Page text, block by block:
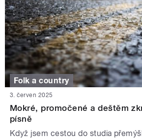
Folk a country
3. červen 2025
Mokré, promočené a deštěm
písně
Když jsem cestou do studia